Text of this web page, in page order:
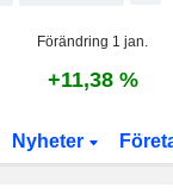
Förändring 1 jan.
+11,38 %
Nyheter